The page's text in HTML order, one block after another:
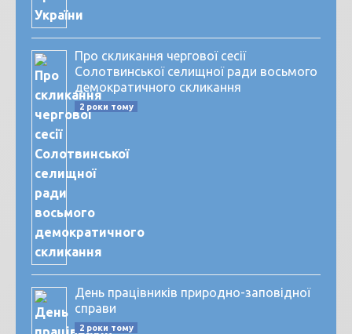
Про скликання чергової сесії
Солотвинської селищної ради восьмого
демократичного скликання
2 роки тому
День працівників природно-заповідної
справи
2 роки тому